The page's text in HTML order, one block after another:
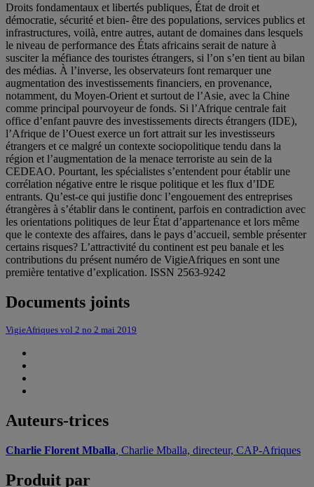
Droits fondamentaux et libertés publiques, État de droit et
démocratie, sécurité et bien- être des populations, services publics et
infrastructures, voilà, entre autres, autant de domaines dans lesquels
le niveau de performance des États africains serait de nature à
susciter la méfiance des touristes étrangers, si l’on s’en tient au bilan
des médias. À l’inverse, les observateurs font remarquer une
augmentation des investissements financiers, en provenance,
notamment, du Moyen-Orient et surtout de l’Asie, avec la Chine
comme principal pourvoyeur de fonds. Si l’Afrique centrale fait
office d’enfant pauvre des investissements directs étrangers (IDE),
l’Afrique de l’Ouest exerce un fort attrait sur les investisseurs
étrangers et ce malgré un contexte sociopolitique tendu dans la
région et l’augmentation de la menace terroriste au sein de la
CEDEAO. Pourtant, les spécialistes s’entendent pour établir une
corrélation négative entre le risque politique et les flux d’IDE
entrants. Qu’est-ce qui justifie donc l’engouement des entreprises
étrangères à s’établir dans le continent, parfois en contradiction avec
les orientations politiques de leur État d’appartenance et lors même
que le contexte des affaires, dans le pays d’accueil, semble présenter
certains risques? L’attractivité du continent est peu banale et les
contributions du présent numéro de VigieAfriques en sont une
première tentative d’explication. ISSN 2563-9242
Documents joints
VigieAfriques vol 2 no 2 mai 2019
Auteurs-trices
Charlie Florent Mballa, Charlie Mballa, directeur, CAP-Afriques
Produit par